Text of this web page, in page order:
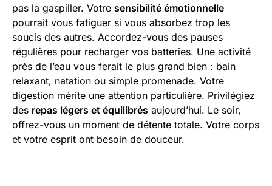
pas la gaspiller. Votre sensibilité émotionnelle
pourrait vous fatiguer si vous absorbez trop les
soucis des autres. Accordez-vous des pauses
régulières pour recharger vos batteries. Une activité
près de l’eau vous ferait le plus grand bien : bain
relaxant, natation ou simple promenade. Votre
digestion mérite une attention particulière. Privilégiez
des repas légers et équilibrés aujourd’hui. Le soir,
offrez-vous un moment de détente totale. Votre corps
et votre esprit ont besoin de douceur.